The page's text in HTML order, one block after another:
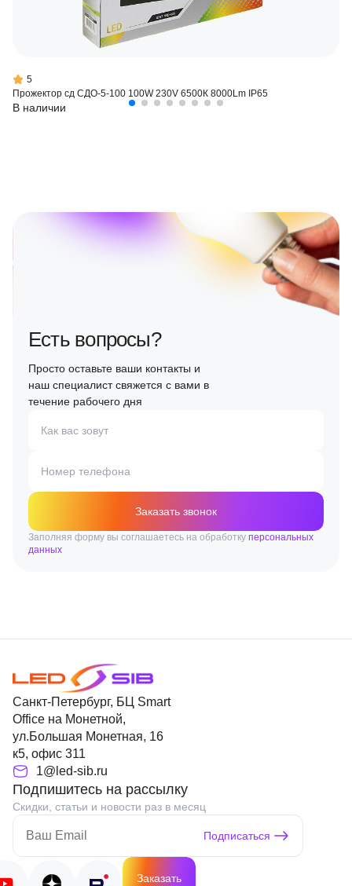
5
Прожектор сд СДО-5-100 100W 230V 6500К 8000Lm IP65
В наличии
Есть вопросы?
Просто оставьте ваши контакты и
наш специалист свяжется с вами в
течение рабочего дня
Как вас зовут
Номер телефона
Заказать звонок
Заполняя форму вы соглашаетесь на обработку персональных
данных
Санкт-Петербург, БЦ Smart
Office на Монетной,
ул.Большая Монетная, 16
к5, офис 311
1@led-sib.ru
Подпишитесь на рассылку
Скидки, статьи и новости раз в месяц
Подписаться
Заказать